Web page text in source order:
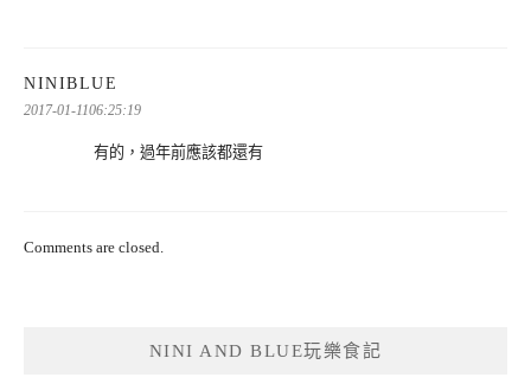
NINIBLUE
示:
2017-01-1106:25:19
有的，過年前應該都還有
Comments are closed.
NINI AND BLUE玩樂食記